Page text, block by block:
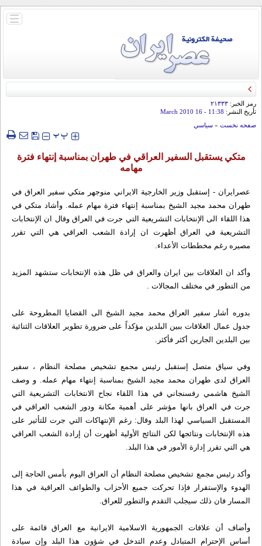
باز
رمز الخبر: ۲۱۳۳۳
تأريخ النشر: 11:38
- 16 March 2010
صفحه نخست » سياسي
‍‍‍ پپ
متكي يستقبل السفير العراقي في طهران بمناسبة إنتهاء فترة
مهامه
عصرایران - إستقبل وزير الخارجية الايراني منوجهر متكي سفير العراق في
طهران محمد مجيد الشيخ بمناسبة إنتهاء فترة مهام عمله. وأشاد متكي في
هذا اللقاء الى الإنتخابات التشريعية التي جرت في العراق وقال ان الإنتخابات
التشريعية في العراق أظهرت ان إرادة الشعب العراقي هي التي تقرر
مصيره رغم مخططات الأعداء.
وأكد ان العلاقات بين ايران والعراق في ظل هذه الإنتخابات ستشهد المزيد
من التطور في مختلف المجالات .
بدوره أشار سفير العراق محمد مجيد الشيخ الى القضايا المطروحة على
جدول عمال العلاقات ببين البلدين مؤكداً على ضرورة تطوير العلاقات الثنائية
بين البلدين الجارين أكثر فأكثر.
وفي سياق متصل إستقبل رئيس مجمع تشخيص مصلحة النظام ، سفير
العراق لدى طهران محمد مجيد الشيخ بمناسبة إنتهاء مهام عمله. و وصف
الشيخ هاشمي رفسنجاني في هذا اللقاء نجاح الانتخابات التشريعية التي
جرت في العراق بانها مؤشر على أهمية مكانة ودور الشعب العراقي في
المستقبل السياسي لهذا البلد وقال: رغم الإنتهاكات التي جرت للتأثير على
هذه الإنتخابات ونتائجها لكن النتائج الأولية أظهرت أن إرادة الشعب العراقي
هي التي تقرر إدارة الأمور في هذا البلد.
وأكد رئيس مجمع تشخيص مصلحة النظام أن العراق اليوم بأمس الحاجة إلى
الهدوء والإستقرار فإذا تحركت جميع الأحزاب والطوائف العراقية في هذا
المسار فان ذلك سيجلب التقدم والتطور للعراق.
وأضاف أن علاقات الجمهورية الاسلامية الايرانية مع العراق قائمة على
أساس الإحترام المتبادل وعدم التدخل في شؤون هذا البلد وإن سيادة